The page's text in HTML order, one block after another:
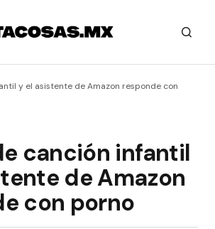
y el asistente de Amazon responde con
canción infantil
de Amazon
con porno